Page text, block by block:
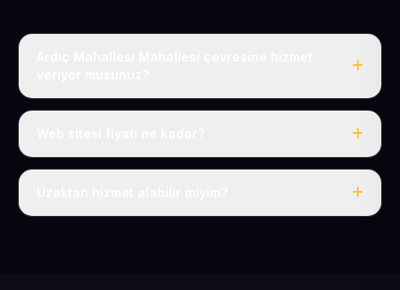
Evet, Ardıç Mahallesi dahil tüm Talas Köyler ve Talas
Tek fiyat: yılda 50 USD + KDV, her şey dahil.